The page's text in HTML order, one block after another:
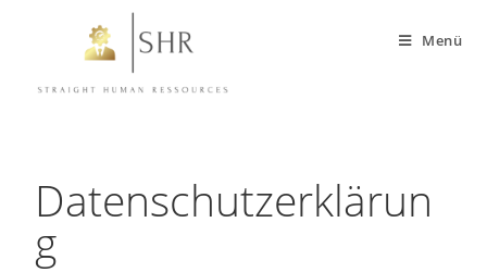
Menü
Datenschutzerklärun
g